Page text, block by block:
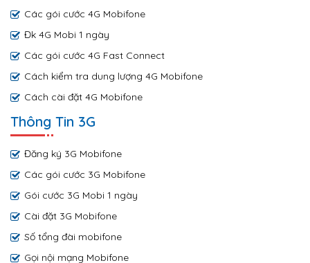
Các gói cước 4G Mobifone
Đk 4G Mobi 1 ngày
Các gói cước 4G Fast Connect
Cách kiểm tra dung lượng 4G Mobifone
Cách cài đặt 4G Mobifone
Thông Tin 3G
Đăng ký 3G Mobifone
Các gói cước 3G Mobifone
Gói cước 3G Mobi 1 ngày
Cài đặt 3G Mobifone
Số tổng đài mobifone
Gọi nội mạng Mobifone